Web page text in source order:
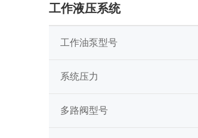
工作液压系统
工作油泵型号
系统压力
多路阀型号